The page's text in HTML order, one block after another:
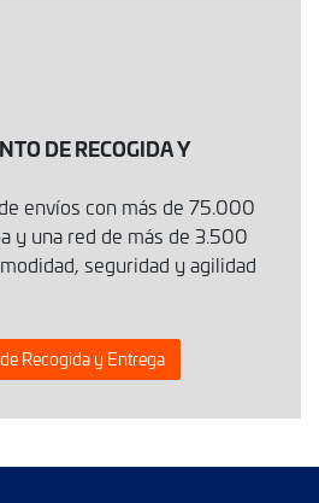
DE RECOGIDA Y
envíos con más de 75.000
y una red de más de 3.500
seguridad y agilidad
Recogida y Entrega